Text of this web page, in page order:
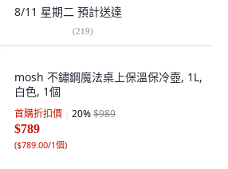
8/11 星期二 預計送達
(219)
mosh 不鏽鋼魔法桌上保溫保冷壺, 1L,
白色, 1個
首購折扣價 20%$989
$789
($789.00/1個)